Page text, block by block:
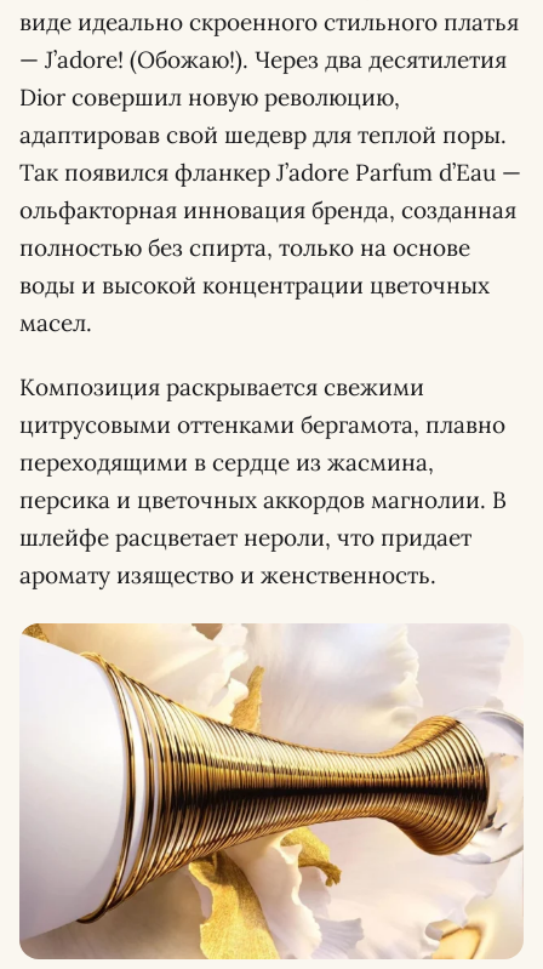
виде идеально скроенного стильного платья
— J’adore! (Обожаю!). Через два десятилетия
Dior совершил новую революцию,
адаптировав свой шедевр для теплой поры.
Так появился фланкер J’adore Parfum d’Eau —
ольфакторная инновация бренда, созданная
полностью без спирта, только на основе
воды и высокой концентрации цветочных
масел.
Композиция раскрывается свежими
цитрусовыми оттенками бергамота, плавно
переходящими в сердце из жасмина,
персика и цветочных аккордов магнолии. В
шлейфе расцветает нероли, что придает
аромату изящество и женственность.